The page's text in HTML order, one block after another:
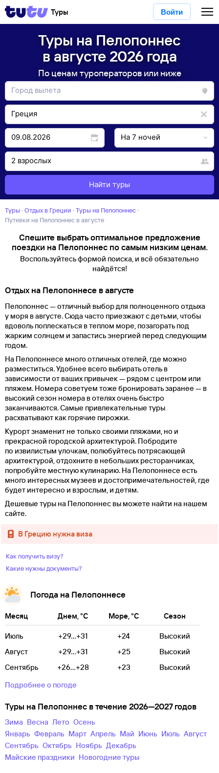
Туры Войти
Туры на Пелопоннес
в августе 2026 года
По ценам туроператоров или ниже
Найти туры
Туры · Отдых в Греции · Туры на Пелопоннес ·
Путевки на Пелопоннес в августе
Спешите выбрать оптимальное предложение
поездки на Пелопоннес по самым низким ценам.
Воспользуйтесь формой поиска, и всё обязательно
найдётся!
Отдых на Пелопоннесе в августе
Пелопоннес — отличный выбор для полноценного отдыха
у моря в августе. Сюда часто приезжают с детьми, чтобы
вдоволь поплескаться в теплом море, позагорать под
жарким солнцем и запастись энергией перед следующим
годом.
На Пелопоннесе много отличных отелей, где можно
разместиться. Удобнее всего выбирать отель в
зависимости от ваших привычек — рядом с центром или
пляжем. Номера советуем тоже бронировать заранее — в
высокий сезон номера в отелях очень быстро
заканчиваются. Самые привлекательные туры
расхватывают как горячие пирожки.
Курорт знаменит не только своими пляжами, но и
прекрасной городской архитектурой. Побродите
по извилистым улочкам, полюбуйтесь потрясающей
архитектурой, отдохните в небольших ресторанчиках,
попробуйте местную кулинарию. На Пелопоннесе есть
много интересных музеев и достопримечательностей, где
будет интересно и взрослым, и детям.
Дешевые туры на Пелопоннес вы можете найти на нашем
сайте.
в Грецию нужна виза
Как получить визу?
Какие нужны документы?
Погода на Пелопоннесе
Месяц Днем, °C Море, °C Сезон
Июль +29...+31 +24
Высокий
Август
+29...+31 +25
Высокий
Сентябрь
+26...+28 +23
Высокий
Подробнее о погоде
Туры на Пелопоннес в течение 2026—2027 годов
зима весна лето
осень
Январь
Февраль Март Апрель Май Июнь Июль
Август
Сентябрь
Октябрь Ноябрь
Декабрь
майские праздники
новогодние туры